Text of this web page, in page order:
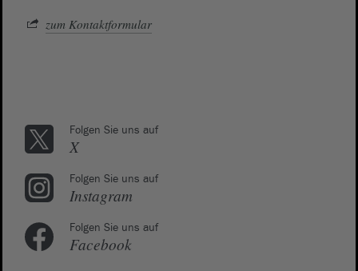
zum Kontaktformular
Folgen Sie uns auf
X
Folgen Sie uns auf
Instagram
Folgen Sie uns auf
Facebook